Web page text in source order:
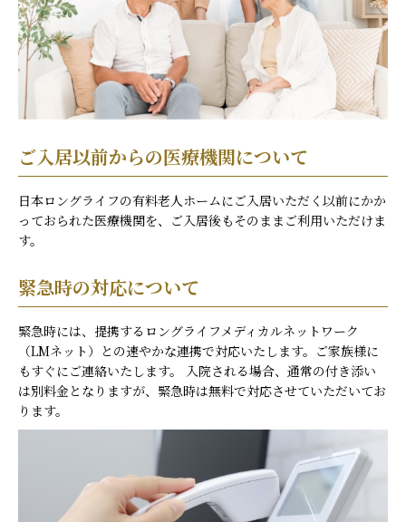
ご入居以前からの医療機関について
日本ロングライフの有料老人ホームにご入居いただく以前にかか
っておられた医療機関を、ご入居後もそのままご利用いただけま
す。
緊急時の対応について
緊急時には、提携するロングライフメディカルネットワーク
（LMネット）との速やかな連携で対応いたします。ご家族様に
もすぐにご連絡いたします。 入院される場合、通常の付き添い
は別料金となりますが、緊急時は無料で対応させていただいてお
ります。